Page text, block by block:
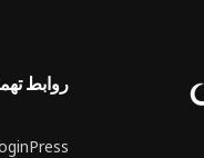
روابط